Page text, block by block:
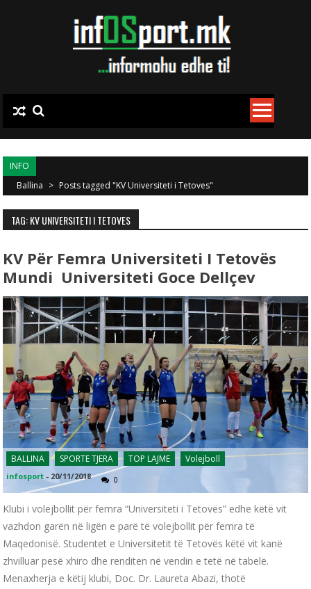
INFO
Ballina > Posts tagged "KV Universiteti i Tetoves"
TAG: KV UNIVERSITETI I TETOVES
KV Për Femra Universiteti I Tetovës
Mundi Universiteti Goce Dellçev
BALLINA SPORTE TJERA TOP LAJME Volejboll
infosport - 20/11/2018 0
Klubi i volejbollit për femra “Universiteti i Tetovës” edhe këtë vit
vazhdon garën në ligën e parë të volejbollit për femra të
Maqedonisë. Studentet e Universitetit të Tetovës këtë vit kanë
zhvilluar pesë xhiro dhe renditen në vendin e tetë në tabelë.
Menaxherja e këtij klubi, Doc. Dr. Laureta Abazi, thotë